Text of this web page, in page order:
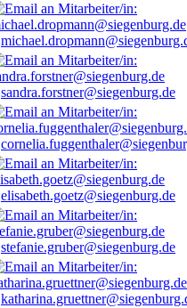
sandra.forstner@siegenburg.de
elisabeth.goetz@siegenburg.de
stefanie.gruber@siegenburg.de